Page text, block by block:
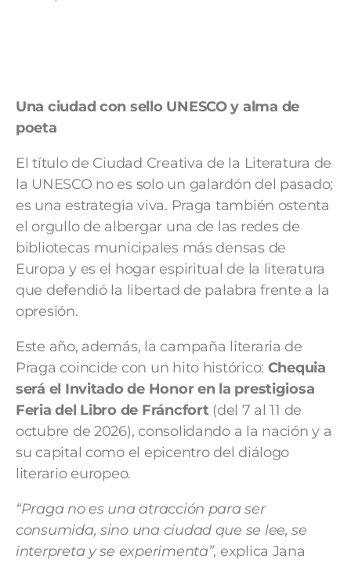
Una ciudad con sello UNESCO y alma de
poeta
El título de Ciudad Creativa de la Literatura de
la UNESCO no es solo un galardón del pasado;
es una estrategia viva. Praga también ostenta
el orgullo de albergar una de las redes de
bibliotecas municipales más densas de
Europa y es el hogar espiritual de la literatura
que defendió la libertad de palabra frente a la
opresión.
Este año, además, la campaña literaria de
Praga coincide con un hito histórico: Chequia
será el Invitado de Honor en la prestigiosa
Feria del Libro de Fráncfort(del 7 al 11 de
octubre de 2026), consolidando a la nación y a
su capital como el epicentro del diálogo
literario europeo.
“Praga no es una atracción para ser
consumida, sino una ciudad que se lee, se
interpreta y se experimenta”, explica Jana